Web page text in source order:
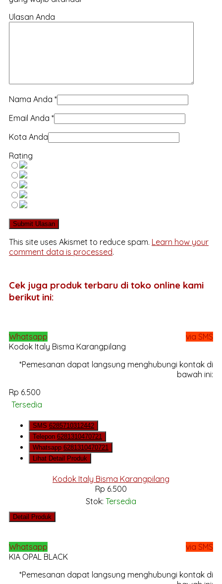
Ulasan Anda
Nama Anda *
Email Anda *
Kota Anda
Rating
This site uses Akismet to reduce spam. Learn how your
comment data is processed.
Cek juga produk terbaru di toko online kami
berikut ini:
Whatsapp
via SMS
Kodok Italy Bisma Karangpilang
*Pemesanan dapat langsung menghubungi kontak di
bawah ini:
Rp 6.500
Tersedia
SMS 6285710312442
Telepon 6281310470721
Whatsapp 6281310470721
Lihat Detail Produk
Kodok Italy Bisma Karangpilang
Rp 6.500
Stok: Tersedia
Detail Produk
Whatsapp
via SMS
KIA OPAL BLACK
*Pemesanan dapat langsung menghubungi kontak di